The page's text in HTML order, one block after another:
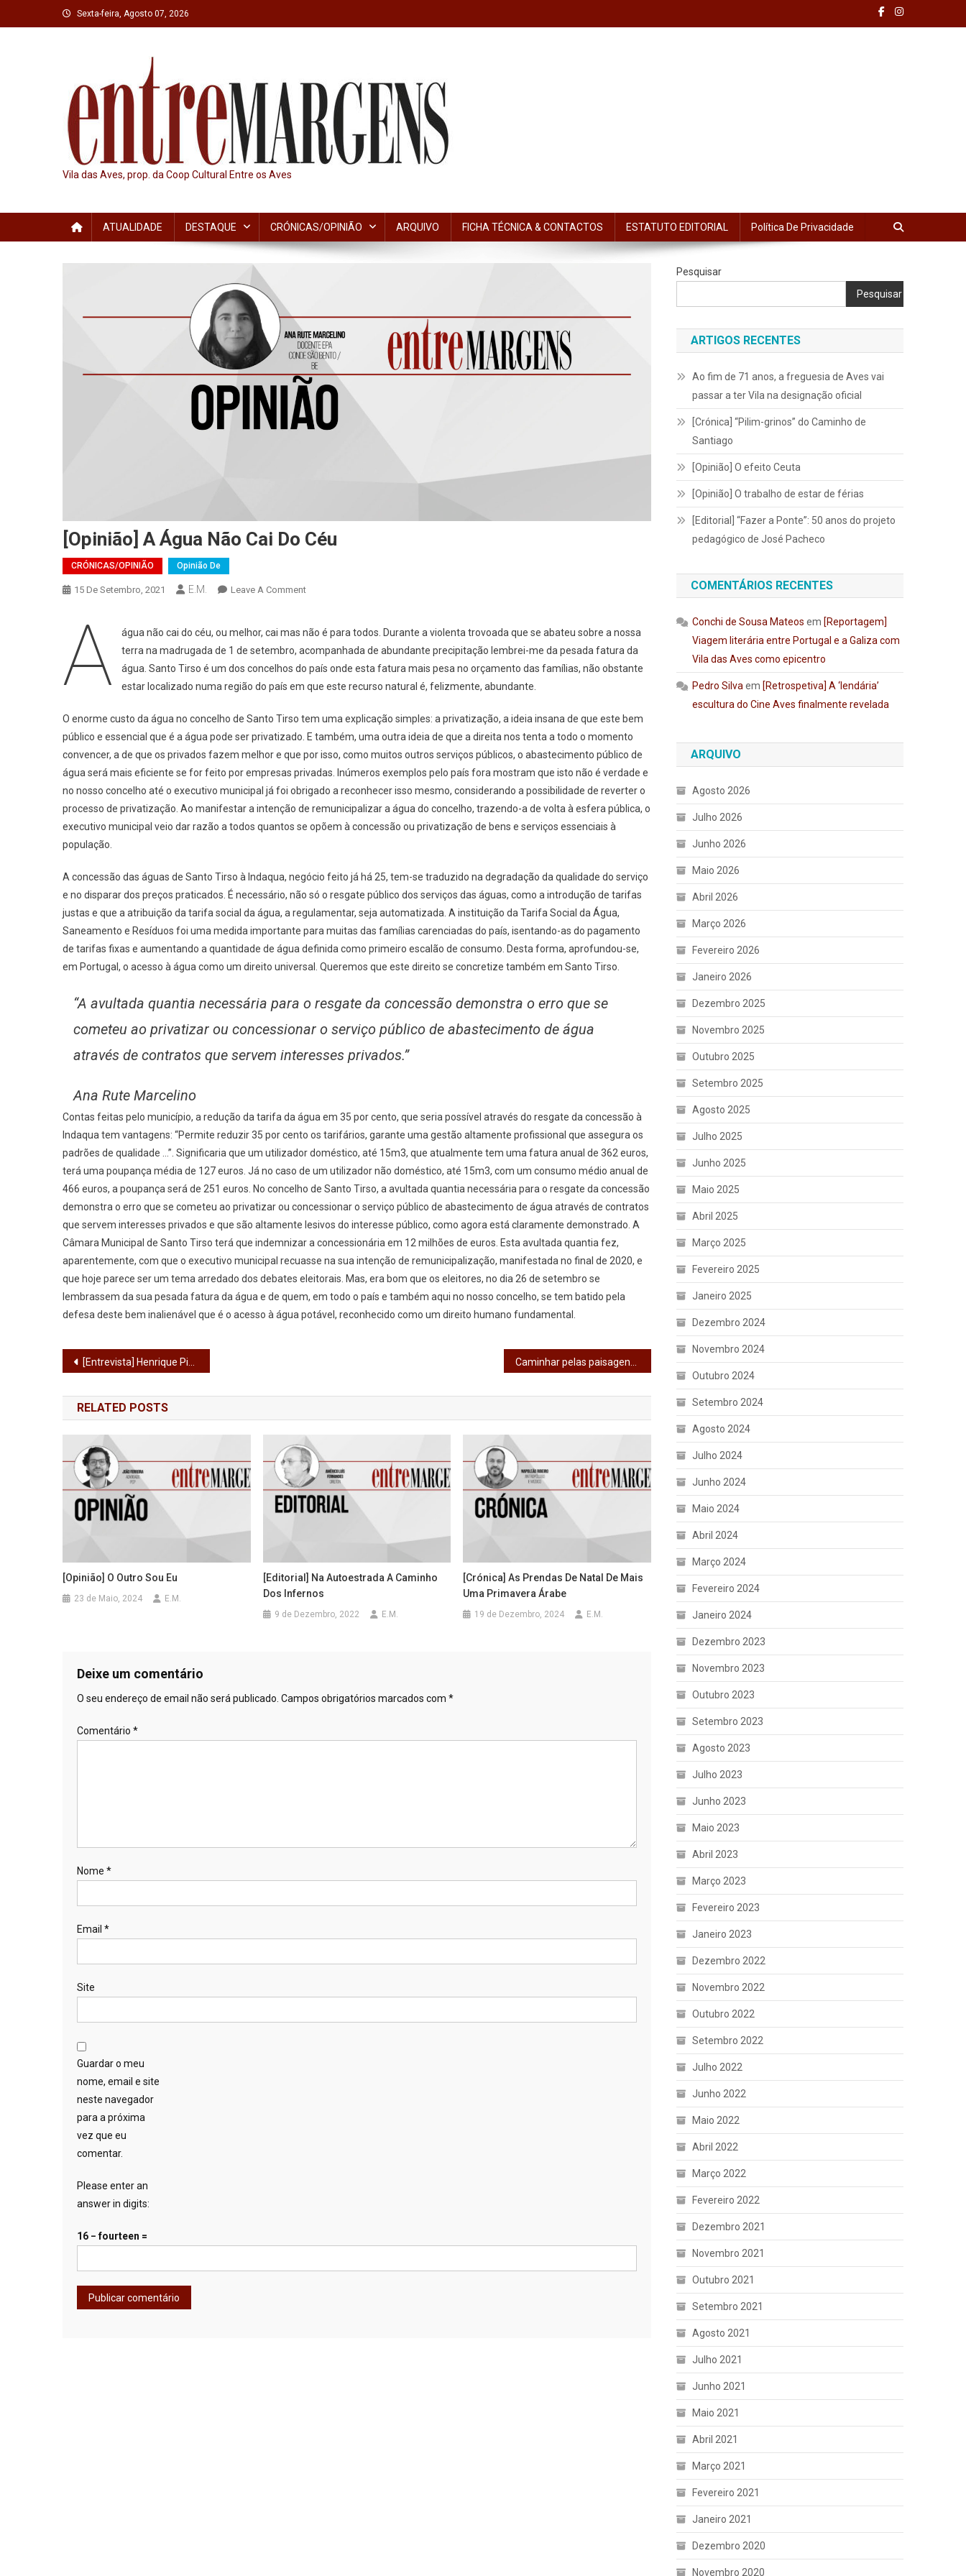
to
Sexta-feira, Agosto 07, 2026
Vila das Aves, prop. da Coop Cultural Entre os Aves
ATUALIDADE DESTAQUE CRÓNICAS/OPINIÃO ARQUIVO FICHA TÉCNICA & CONTACTOS ESTATUTO EDITORIAL Política De Privacidade
[Opinião] A Água Não Cai Do Céu
CRÓNICAS/OPINIÃO Opinião De
15 De Setembro, 2021 E.M. Leave A CommentOn
Água
Não
Cai
Do
A
água não cai do céu, ou melhor, cai mas não é para todos. Durante a violenta trovoada que se abateu sobre a nossa
terra na madrugada de 1 de setembro, acompanhada de abundante precipitação lembrei-me da pesada fatura da
água. Santo Tirso é um dos concelhos do país onde esta fatura mais pesa no orçamento das famílias, não obstante
estar localizado numa região do país em que este recurso natural é, felizmente, abundante.
O enorme custo da água no concelho de Santo Tirso tem uma explicação simples: a privatização, a ideia insana de que este bem
público e essencial que é a água pode ser privatizado. E também, uma outra ideia de que a direita nos tenta a todo o momento
convencer, a de que os privados fazem melhor e que por isso, como muitos outros serviços públicos, o abastecimento público de
água será mais eficiente se for feito por empresas privadas. Inúmeros exemplos pelo país fora mostram que isto não é verdade e
no nosso concelho até o executivo municipal já foi obrigado a reconhecer isso mesmo, considerando a possibilidade de reverter o
processo de privatização. Ao manifestar a intenção de remunicipalizar a água do concelho, trazendo-a de volta à esfera pública, o
executivo municipal veio dar razão a todos quantos se opõem à concessão ou privatização de bens e serviços essenciais à
população.
A concessão das águas de Santo Tirso à Indaqua, negócio feito já há 25, tem-se traduzido na degradação da qualidade do serviço
e no disparar dos preços praticados. É necessário, não só o resgate público dos serviços das águas, como a introdução de tarifas
justas e que a atribuição da tarifa social da água, a regulamentar, seja automatizada. A instituição da Tarifa Social da Água,
Saneamento e Resíduos foi uma medida importante para muitas das famílias carenciadas do país, isentando-as do pagamento
de tarifas fixas e aumentando a quantidade de água definida como primeiro escalão de consumo. Desta forma, aprofundou-se,
em Portugal, o acesso à água como um direito universal. Queremos que este direito se concretize também em Santo Tirso.
“A avultada quantia necessária para o resgate da concessão demonstra o erro que se
cometeu ao privatizar ou concessionar o serviço público de abastecimento de água
através de contratos que servem interesses privados.”
Ana Rute Marcelino
Contas feitas pelo município, a redução da tarifa da água em 35 por cento, que seria possível através do resgate da concessão à
Indaqua tem vantagens: “Permite reduzir 35 por cento os tarifários, garante uma gestão altamente profissional que assegura os
padrões de qualidade …”. Significaria que um utilizador doméstico, até 15m3, que atualmente tem uma fatura anual de 362 euros,
terá uma poupança média de 127 euros. Já no caso de um utilizador não doméstico, até 15m3, com um consumo médio anual de
466 euros, a poupança será de 251 euros. No concelho de Santo Tirso, a avultada quantia necessária para o resgate da concessão
demonstra o erro que se cometeu ao privatizar ou concessionar o serviço público de abastecimento de água através de contratos
que servem interesses privados e que são altamente lesivos do interesse público, como agora está claramente demonstrado. A
Câmara Municipal de Santo Tirso terá que indemnizar a concessionária em 12 milhões de euros. Esta avultada quantia fez,
aparentemente, com que o executivo municipal recuasse na sua intenção de remunicipalização, manifestada no final de 2020, e
que hoje parece ser um tema arredado dos debates eleitorais. Mas, era bom que os eleitores, no dia 26 de setembro se
lembrassem da sua pesada fatura da água e de quem, em todo o país e também aqui no nosso concelho, se tem batido pela
defesa deste bem inalienável que é o acesso à água potável, reconhecido como um direito humano fundamental.
Navegação
de
artigos
[Entrevista] Henrique Pinheiro Machado: “Estamos perante uma Câmara desgastada, que continua a fazer piruetas para ser notada” Caminhar pelas paisagens perdidas II
RELATED POSTS
[Opinião] O Outro Sou Eu
23 de Maio, 2024 E.M.
[Editorial] Na Autoestrada A Caminho
Dos Infernos
9 de Dezembro, 2022 E.M.
[Crónica] As Prendas De Natal De Mais
Uma Primavera Árabe
19 de Dezembro, 2024 E.M.
Deixe um comentário
O seu endereço de email não será publicado. Campos obrigatórios marcados com *
Comentário *
Nome *
Email *
Site
Guardar o meu
nome, email e site
neste navegador
para a próxima
vez que eu
comentar.
Please enter an
answer in digits:
16 − fourteen =
Pesquisar
Pesquisar
ARTIGOS RECENTES
Ao fim de 71 anos, a freguesia de Aves vai
passar a ter Vila na designação oficial
[Crónica] “Pilim-grinos” do Caminho de
Santiago
[Opinião] O efeito Ceuta
[Opinião] O trabalho de estar de férias
[Editorial] “Fazer a Ponte”: 50 anos do projeto
pedagógico de José Pacheco
COMENTÁRIOS RECENTES
Conchi de Sousa Mateos em [Reportagem]
Viagem literária entre Portugal e a Galiza com
Vila das Aves como epicentro
Pedro Silva em [Retrospetiva] A ‘lendária’
escultura do Cine Aves finalmente revelada
ARQUIVO
Agosto 2026
Julho 2026
Junho 2026
Maio 2026
Abril 2026
Março 2026
Fevereiro 2026
Janeiro 2026
Dezembro 2025
Novembro 2025
Outubro 2025
Setembro 2025
Agosto 2025
Julho 2025
Junho 2025
Maio 2025
Abril 2025
Março 2025
Fevereiro 2025
Janeiro 2025
Dezembro 2024
Novembro 2024
Outubro 2024
Setembro 2024
Agosto 2024
Julho 2024
Junho 2024
Maio 2024
Abril 2024
Março 2024
Fevereiro 2024
Janeiro 2024
Dezembro 2023
Novembro 2023
Outubro 2023
Setembro 2023
Agosto 2023
Julho 2023
Junho 2023
Maio 2023
Abril 2023
Março 2023
Fevereiro 2023
Janeiro 2023
Dezembro 2022
Novembro 2022
Outubro 2022
Setembro 2022
Julho 2022
Junho 2022
Maio 2022
Abril 2022
Março 2022
Fevereiro 2022
Dezembro 2021
Novembro 2021
Outubro 2021
Setembro 2021
Agosto 2021
Julho 2021
Junho 2021
Maio 2021
Abril 2021
Março 2021
Fevereiro 2021
Janeiro 2021
Dezembro 2020
Novembro 2020